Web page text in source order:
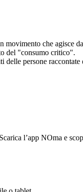
che agisce
del "consumo critico".
persone
l’app NOma e